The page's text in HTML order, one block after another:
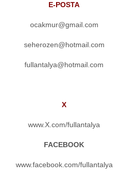
E-POSTA
ocakmur@gmail.com
seherozen@hotmail.com
fullantalya@hotmail.com
X
www.X.com/fullantalya
FACEBOOK
www.facebook.com/fullantalya